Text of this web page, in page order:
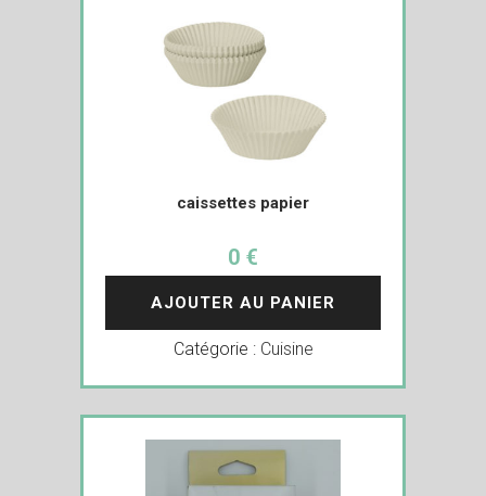
caissettes papier
0 €
AJOUTER AU PANIER
Catégorie : Cuisine